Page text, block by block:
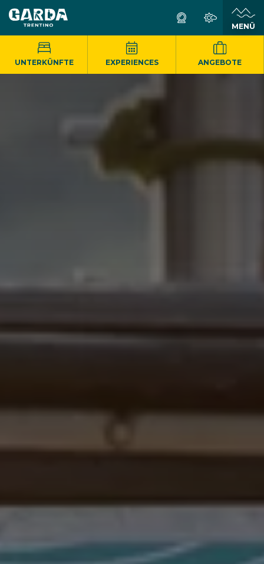
MENÜ
UNTERKÜNFTE EXPERIENCES ANGEBOTE